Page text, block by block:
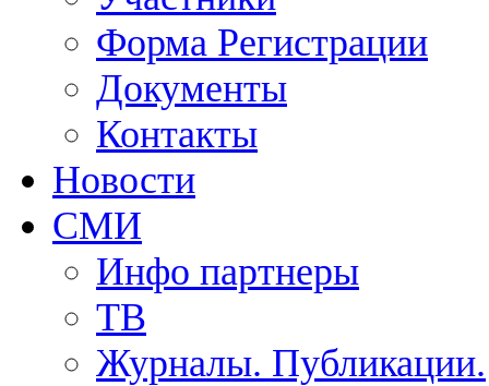
Форма Регистрации
Документы
Контакты
Новости
СМИ
Инфо партнеры
ТВ
Журналы. Публикации.